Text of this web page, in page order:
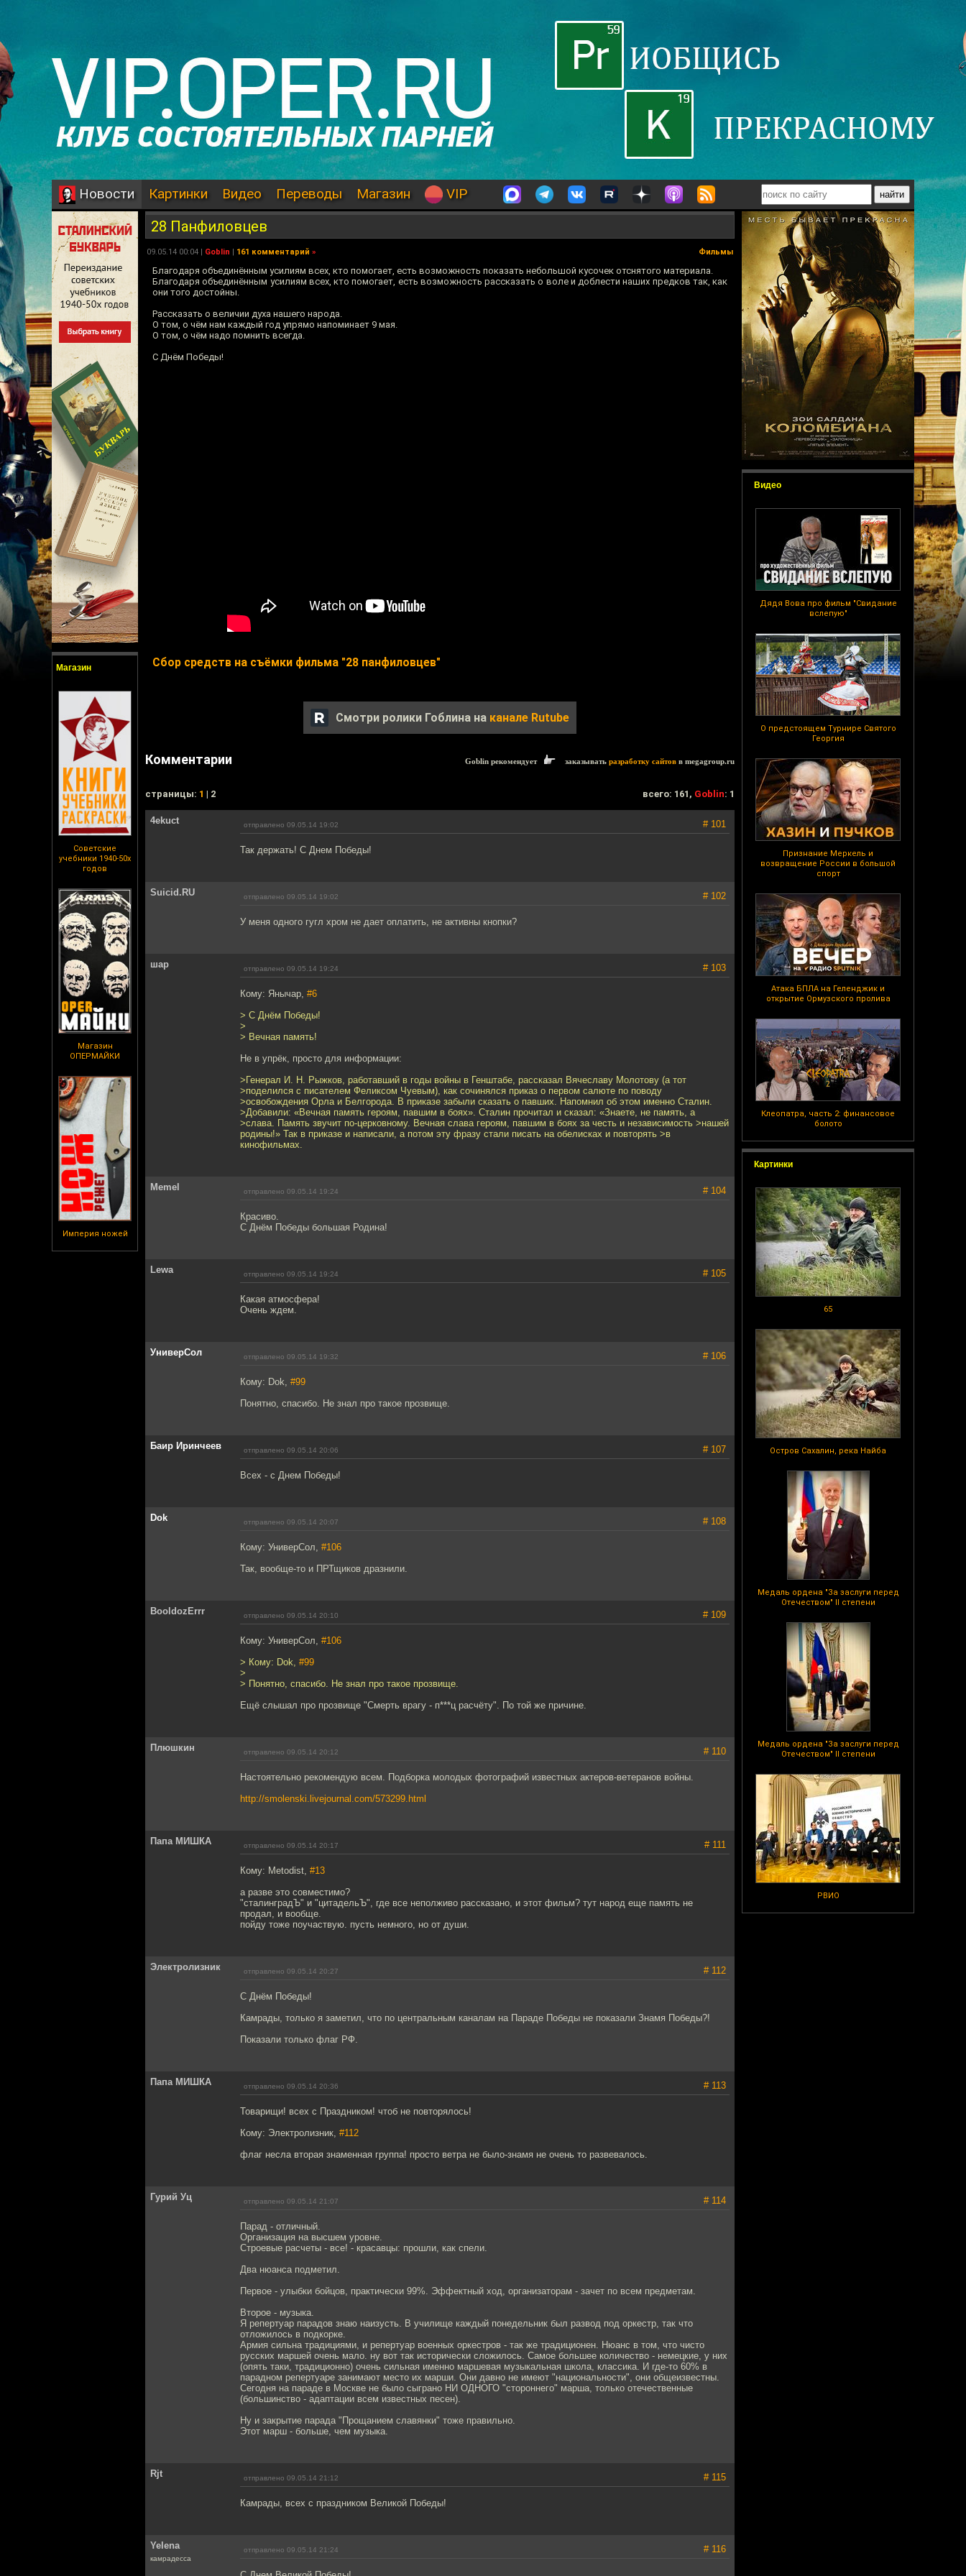
Новости Картинки Видео Переводы Магазин VIP
Магазин
Советские
учебники 1940-50х
годов
Магазин
ОПЕРМАЙКИ
Империя ножей
Видео
Дядя Вова про фильм "Свидание
вслепую"
О предстоящем Турнире Святого
Георгия
Признание Меркель и
возвращение России в большой
спорт
Атака БПЛА на Геленджик и
открытие Ормузского пролива
Клеопатра, часть 2: финансовое
болото
Картинки
65
Остров Сахалин, река Найба
Медаль ордена "За заслуги перед
Отечеством" II степени
Медаль ордена "За заслуги перед
Отечеством" II степени
РВИО
28 Панфиловцев
09.05.14 00:04 | Goblin | 161 комментарий » Фильмы
Благодаря объединённым усилиям всех, кто помогает, есть возможность показать небольшой кусочек отснятого материала.
Благодаря объединённым усилиям всех, кто помогает, есть возможность рассказать о воле и доблести наших предков так, как
они того достойны.
Рассказать о величии духа нашего народа.
О том, о чём нам каждый год упрямо напоминает 9 мая.
О том, о чём надо помнить всегда.
С Днём Победы!
Сбор средств на съёмки фильма "28 панфиловцев"
Смотри ролики Гоблина на канале Rutube
Комментарии Goblin рекомендует заказывать разработку сайтов в megagroup.ru
cтраницы: 1 | 2 всего: 161, Goblin: 1
4ekuct отправлено 09.05.14 19:02 # 101
Так держать! С Днем Победы!
Suicid.RU отправлено 09.05.14 19:02 # 102
У меня одного гугл хром не дает оплатить, не активны кнопки?
шар отправлено 09.05.14 19:24 # 103
Кому: Янычар, #6
> C Днём Победы!
>
> Вечная память!
Не в упрёк, просто для информации:
>Генерал И. Н. Рыжков, работавший в годы войны в Генштабе, рассказал Вячеславу Молотову (а тот
>поделился с писателем Феликсом Чуевым), как сочинялся приказ о первом салюте по поводу
>освобождения Орла и Белгорода. В приказе забыли сказать о павших. Напомнил об этом именно Сталин.
>Добавили: «Вечная память героям, павшим в боях». Сталин прочитал и сказал: «Знаете, не память, а
>слава. Память звучит по-церковному. Вечная слава героям, павшим в боях за честь и независимость >нашей
родины!» Так в приказе и написали, а потом эту фразу стали писать на обелисках и повторять >в
кинофильмах.
Memel отправлено 09.05.14 19:24 # 104
Красиво.
С Днём Победы большая Родина!
Lewa отправлено 09.05.14 19:24 # 105
Какая атмосфера!
Очень ждем.
УниверСол отправлено 09.05.14 19:32 # 106
Кому: Dok, #99
Понятно, спасибо. Не знал про такое прозвище.
Баир Иринчеев отправлено 09.05.14 20:06 # 107
Всех - с Днем Победы!
Dok отправлено 09.05.14 20:07 # 108
Кому: УниверСол, #106
Так, вообще-то и ПРТщиков дразнили.
BooldozErrr отправлено 09.05.14 20:10 # 109
Кому: УниверСол, #106
> Кому: Dok, #99
>
> Понятно, спасибо. Не знал про такое прозвище.
Ещё слышал про прозвище "Смерть врагу - п***ц расчёту". По той же причине.
Плюшкин отправлено 09.05.14 20:12 # 110
Настоятельно рекомендую всем. Подборка молодых фотографий известных актеров-ветеранов войны.
http://smolenski.livejournal.com/573299.html
Папа МИШКА отправлено 09.05.14 20:17 # 111
Кому: Metodist, #13
а разве это совместимо?
"сталинградЪ" и "цитадельЪ", где все неполживо рассказано, и этот фильм? тут народ еще память не
продал, и вообще.
пойду тоже поучаствую. пусть немного, но от души.
Электролизник отправлено 09.05.14 20:27 # 112
С Днём Победы!
Камрады, только я заметил, что по центральным каналам на Параде Победы не показали Знамя Победы?!
Показали только флаг РФ.
Папа МИШКА отправлено 09.05.14 20:36 # 113
Товарищи! всех с Праздником! чтоб не повторялось!
Кому: Электролизник, #112
флаг несла вторая знаменная группа! просто ветра не было-знамя не очень то развевалось.
Гурий Уц отправлено 09.05.14 21:07 # 114
Парад - отличный.
Организация на высшем уровне.
Строевые расчеты - все! - красавцы: прошли, как спели.
Два нюанса подметил.
Первое - улыбки бойцов, практически 99%. Эффектный ход, организаторам - зачет по всем предметам.
Второе - музыка.
Я репертуар парадов знаю наизусть. В училище каждый понедельник был развод под оркестр, так что
отложилось в подкорке.
Армия сильна традициями, и репертуар военных оркестров - так же традиционен. Нюанс в том, что чисто
русских маршей очень мало. ну вот так исторически сложилось. Самое большее количество - немецкие, у них
(опять таки, традиционно) очень сильная именно маршевая музыкальная школа, классика. И где-то 60% в
парадном репертуаре занимают место их марши. Они давно не имеют "национальности", они общеизвестны.
Сегодня на параде в Москве не было сыграно НИ ОДНОГО "стороннего" марша, только отечественные
(большинство - адаптации всем известных песен).
Ну и закрытие парада "Прощанием славянки" тоже правильно.
Этот марш - больше, чем музыка.
Rjt отправлено 09.05.14 21:12 # 115
Камрады, всех с праздником Великой Победы!
Yelena
камрадесса
отправлено 09.05.14 21:24 # 116